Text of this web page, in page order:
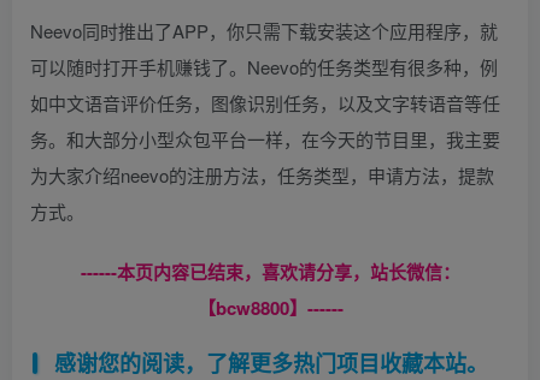
Neevo同时推出了APP，你只需下载安装这个应用程序，就
可以随时打开手机赚钱了。Neevo的任务类型有很多种，例
如中文语音评价任务，图像识别任务，以及文字转语音等任
务。和大部分小型众包平台一样，在今天的节目里，我主要
为大家介绍neevo的注册方法，任务类型，申请方法，提款
方式。
------本页内容已结束，喜欢请分享，站长微信：
【bcw8800】------
感谢您的阅读，了解更多热门项目收藏本站。